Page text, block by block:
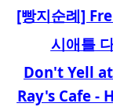
시애틀
Don't Yell at
Ray's Cafe -